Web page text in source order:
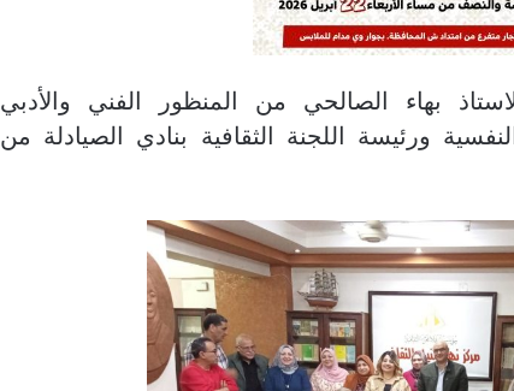
بهاء الصالحي من المنظور الفني والأدبي
ورئيسة اللجنة الثقافية بنادي الصيادلة من